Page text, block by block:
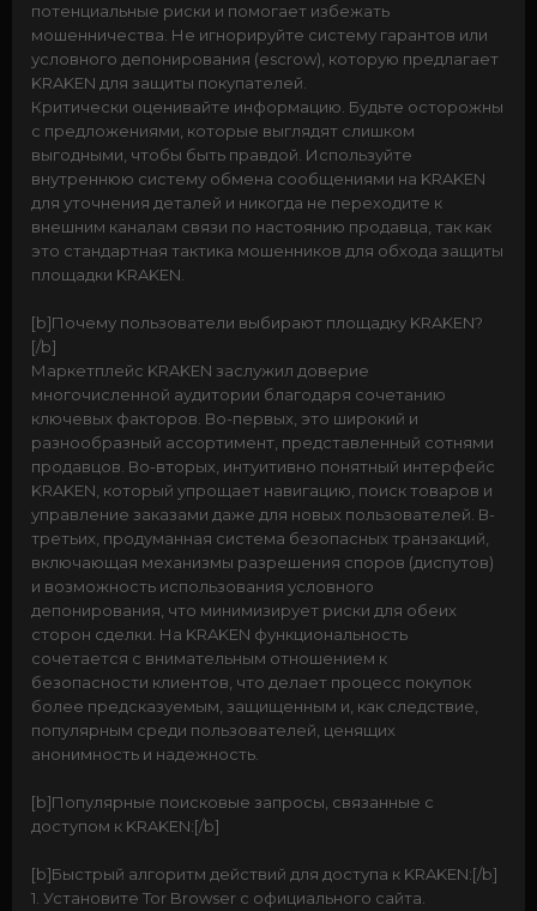
потенциальные риски и помогает избежать
мошенничества. Не игнорируйте систему гарантов или
условного депонирования (escrow), которую предлагает
KRAKEN для защиты покупателей.
Критически оценивайте информацию. Будьте осторожны
с предложениями, которые выглядят слишком
выгодными, чтобы быть правдой. Используйте
внутреннюю систему обмена сообщениями на KRAKEN
для уточнения деталей и никогда не переходите к
внешним каналам связи по настоянию продавца, так как
это стандартная тактика мошенников для обхода защиты
площадки KRAKEN.
[b]Почему пользователи выбирают площадку KRAKEN?
[/b]
Маркетплейс KRAKEN заслужил доверие
многочисленной аудитории благодаря сочетанию
ключевых факторов. Во-первых, это широкий и
разнообразный ассортимент, представленный сотнями
продавцов. Во-вторых, интуитивно понятный интерфейс
KRAKEN, который упрощает навигацию, поиск товаров и
управление заказами даже для новых пользователей. В-
третьих, продуманная система безопасных транзакций,
включающая механизмы разрешения споров (диспутов)
и возможность использования условного
депонирования, что минимизирует риски для обеих
сторон сделки. На KRAKEN функциональность
сочетается с внимательным отношением к
безопасности клиентов, что делает процесс покупок
более предсказуемым, защищенным и, как следствие,
популярным среди пользователей, ценящих
анонимность и надежность.
[b]Популярные поисковые запросы, связанные с
доступом к KRAKEN:[/b]
[b]Быстрый алгоритм действий для доступа к KRAKEN:[/b]
1. Установите Tor Browser с официального сайта.